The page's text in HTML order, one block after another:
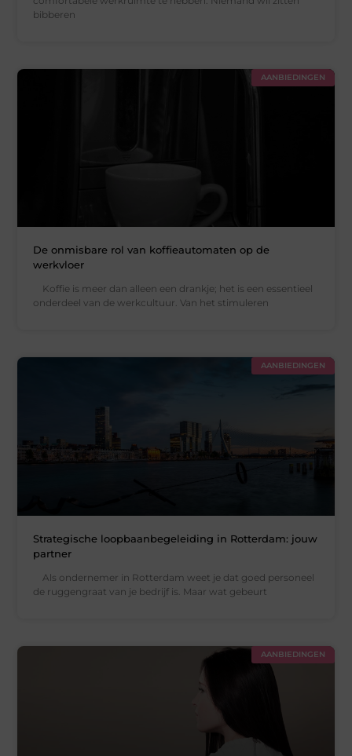
bibberen
AANBIEDINGEN
De onmisbare rol van koffieautomaten op de
werkvloer
Koffie is meer dan alleen een drankje; het is een essentieel
onderdeel van de werkcultuur. Van het stimuleren
AANBIEDINGEN
Strategische loopbaanbegeleiding in Rotterdam: jouw
partner
Als ondernemer in Rotterdam weet je dat goed personeel
de ruggengraat van je bedrijf is. Maar wat gebeurt
AANBIEDINGEN